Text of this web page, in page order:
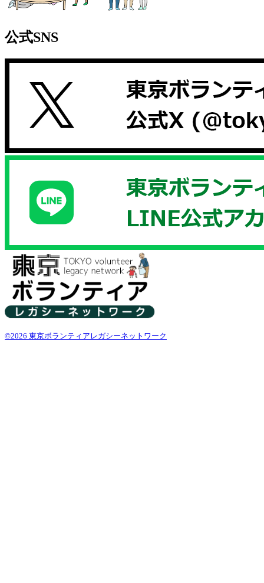
公式SNS
©2026 東京ボランティアレガシーネットワーク